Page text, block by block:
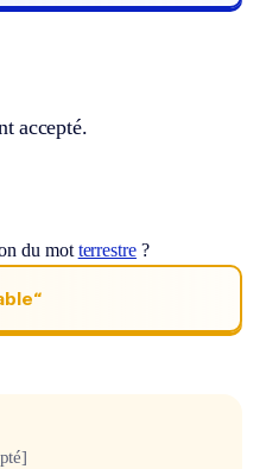
accepté.
du mot terrestre?